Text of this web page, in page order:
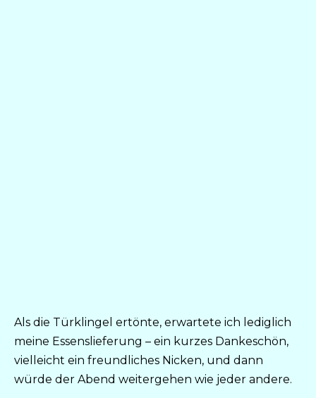
Als die Türklingel ertönte, erwartete ich lediglich
meine Essenslieferung – ein kurzes Dankeschön,
vielleicht ein freundliches Nicken, und dann
würde der Abend weitergehen wie jeder andere.